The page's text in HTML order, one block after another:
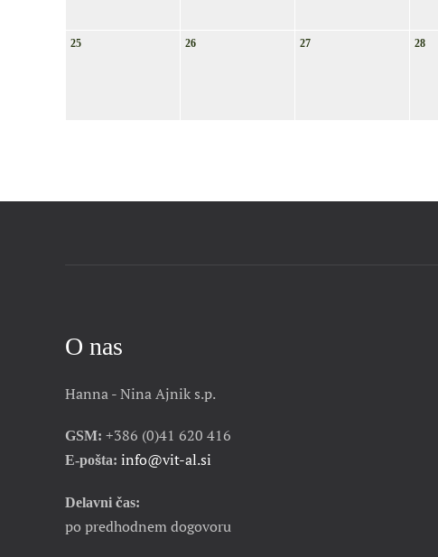
25 26 27 28
O nas
Hanna - Nina Ajnik s.p.
GSM: +386 (0)41 620 416
E-pošta: info@vit-al.si
Delavni čas:
po predhodnem dogovoru